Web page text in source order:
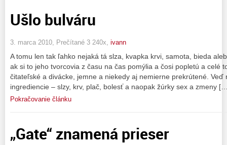
Ušlo bulváru
3. marca 2010, Prečítané 3 240x, ivann
A tomu len tak ľahko nejaká tá slza, kvapka krvi, samota, bieda
ak si to jeho tvorcovia z času na čas pomýlia a čosi popletú a celé
čitateľské a divácke, jemne a niekedy aj nemierne prekrútené.
ingrediencie – slzy, krv, plač, bolesť a naopak žúrky sex a zmeny
Pokračovanie článku
„Gate“ znamená prieser